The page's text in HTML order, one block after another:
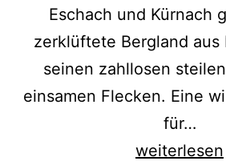
Eschach und Kürnach
zerklüftete Bergland aus
seinen zahllosen
einsamen Flecken. Eine
für…
weiterlesen